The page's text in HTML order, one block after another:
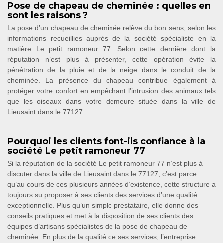
Pose de chapeau de cheminée : quelles en
sont les raisons ?
La pose d’un chapeau de cheminée relève du bon sens, selon les
informations recueillies auprès de la société spécialiste en la
matière Le petit ramoneur 77. Selon cette dernière dont la
réputation n’est plus à présenter, cette opération évite la
pénétration de la pluie et de la neige dans le conduit de la
cheminée. La présence du chapeau contribue également à
protéger votre confort en empêchant l’intrusion des animaux tels
que les oiseaux dans votre demeure située dans la ville de
Lieusaint dans le 77127.
Pourquoi les clients font-ils confiance à la
société Le petit ramoneur 77
Si la réputation de la société Le petit ramoneur 77 n’est plus à
discuter dans la ville de Lieusaint dans le 77127, c’est parce
qu’au cours de ces plusieurs années d’existence, cette structure a
toujours su proposer à ses clients des services d’une qualité
exceptionnelle. Plus qu’un simple prestataire, elle donne des
conseils pratiques et met à la disposition de ses clients des
équipes d’artisans spécialistes de la pose de chapeau de
cheminée. En plus de la qualité de ses services, l’entreprise